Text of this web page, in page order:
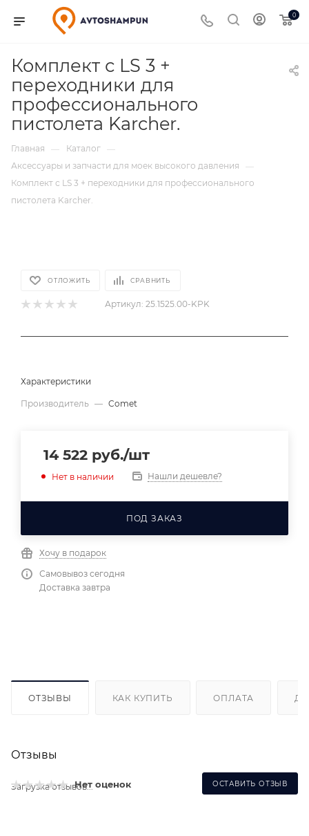
0
Комплект с LS 3 +
переходники для
профессионального
пистолета Karcher.
Главная — Каталог —
Аксессуары и запчасти для моек высокого давления
—
Комплект с LS 3 + переходники для профессионального
пистолета Karcher.
ОТЛОЖИТЬ СРАВНИТЬ
Артикул: 25.1525.00-KPK
Характеристики
Производитель — Comet
14 522 руб./шт
Нет в наличии Нашли дешевле?
ПОД ЗАКАЗ
Хочу в подарок
Самовывоз сегодня
Доставка завтра
ОТЗЫВЫ КАК КУПИТЬ ОПЛАТА
Отзывы
Нет оценок ОСТАВИТЬ ОТЗЫВ
Загрузка отзывов...